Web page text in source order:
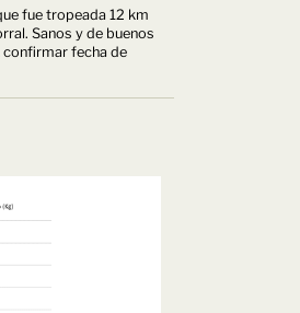
fue tropeada 12 km
Sanos y de buenos
confirmar fecha de